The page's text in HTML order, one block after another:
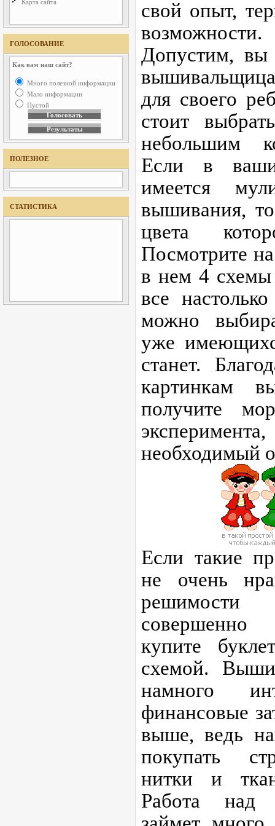
Карта сайта
ГОЛОСОВАНИЕ
Как вам наш сайт?
Много полезной информации
Мало информации
Пустой
ПОЛЕЗНОЕ
СТАТИСТИКА
свой опыт,
возможности.
Допустим, вы
для своего
стоит
небольшим
Если в
имеется
вышивания,
цвета
Посмотрите
в нем 4 схемы
все
можно
уже
станет.
картинкам
получите
необходимый
Если такие
не очень
совершенно
купите
схемой.
намного
финансовые
выше, ведь
покупать
нитки и
Работа над